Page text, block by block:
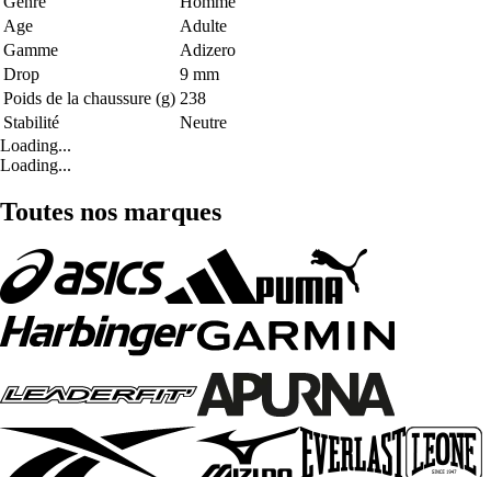
Age
Adulte
Gamme
Adizero
Drop
9 mm
Poids de la chaussure (g) 238
Stabilité
Neutre
Loading...
Loading...
Toutes nos marques